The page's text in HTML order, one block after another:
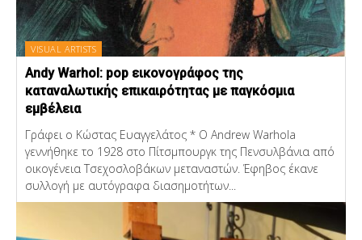
VISUAL ARTISTS
Andy Warhol: pop εικονογράφος της
καταναλωτικής επικαιρότητας με παγκόσμια
εμβέλεια
Γράφει ο Κώστας Ευαγγελάτος * Ο Andrew Warhola
γεννήθηκε το 1928 στο Πίτσμπουργκ της Πενσυλβάνια από
οικογένεια Τσεχοσλοβάκων μεταναστών. Έφηβος έκανε
συλλογή με αυτόγραφα διασημοτήτων...